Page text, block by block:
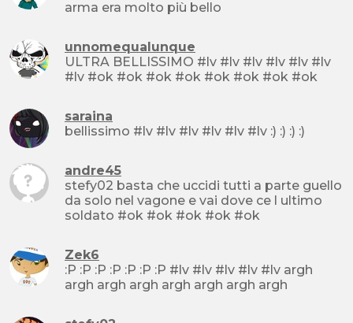
arma era molto più bello
unnomequalunque
ULTRA BELLISSIMO #lv #lv #lv #lv #lv #lv
#lv #ok #ok #ok #ok #ok #ok #ok #ok
saraina
bellissimo #lv #lv #lv #lv #lv #lv :) :) :) :)
andre45
stefy02 basta che uccidi tutti a parte guello
da solo nel vagone e vai dove ce l ultimo
soldato #ok #ok #ok #ok #ok
Zek6
:P :P :P :P :P :P :P #lv #lv #lv #lv #lv argh
argh argh argh argh argh argh argh